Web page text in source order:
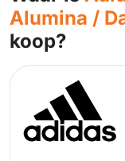
Alumina /
koop?